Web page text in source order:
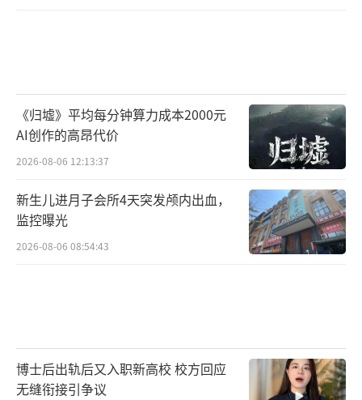
《归墟》平均每分钟算力成本2000元
AI创作的高昂代价
2026-08-06 12:13:37
新生儿进月子会所4天突发颅内出血，
监控曝光
2026-08-06 08:54:43
博士后出轨后又入职新高校 校方回应
无缝衔接引争议